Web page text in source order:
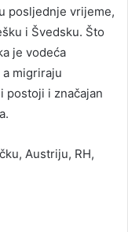
posljednje vrijeme,
i Švedsku. Što
je vodeća
migriraju
postoji i značajan
Austriju, RH,